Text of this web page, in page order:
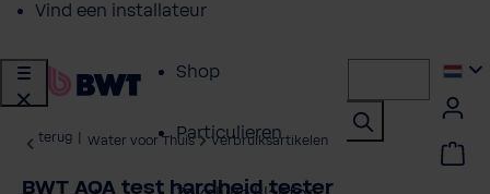
Vind een installateur
Shop
Particulieren
terug Water voor Thuis Verbruiksartikelen
BWT AQA test hardheid tester